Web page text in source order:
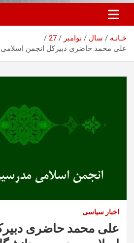
خـانـه سال نوامبر
27
علی‌ محمد حاضری دبیرکل انجمن
اخبار سیاسی
علی‌ محمد حاضری